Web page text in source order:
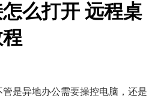
么打开 远程桌
是异地办公需要操控电脑，还是